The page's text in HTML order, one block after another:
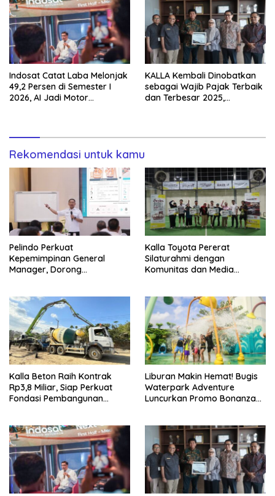
Indosat Catat Laba Melonjak
49,2 Persen di Semester I
2026, AI Jadi Motor
KALLA Kembali Dinobatkan
sebagai Wajib Pajak Terbaik
dan Terbesar 2025,
Rekomendasi untuk kamu
Pelindo Perkuat
Kepemimpinan General
Manager, Dorong
Kalla Toyota Pererat
Silaturahmi dengan
Komunitas dan Media
The Game
Kalla Beton Raih Kontrak
Rp3,8 Miliar, Siap Perkuat
Fondasi Pembangunan
Liburan Makin Hemat! Bugis
Waterpark Adventure
Luncurkan Promo Bonanza